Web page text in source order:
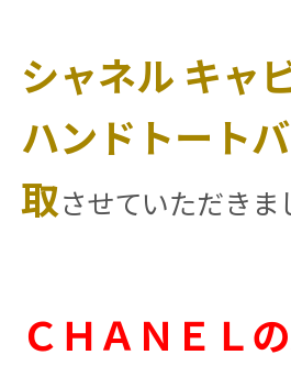
シャネル キャ
ハンドトート
取させていただきま
ＣＨＡＮＥＬ